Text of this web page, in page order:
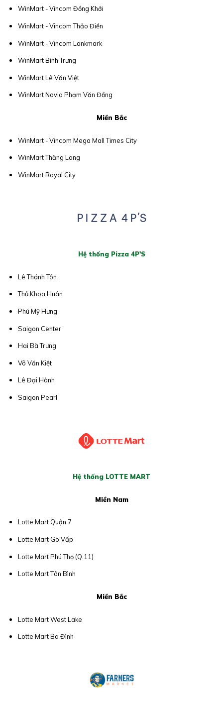
WinMart - Vincom Đồng Khởi
WinMart - Vincom Thảo Điền
WinMart - Vincom Lankmark
WinMart Bình Trưng
WinMart Lê Văn Việt
WinMart Novia Phạm Văn Đồng
Miền Bắc
WinMart - Vincom Mega Mall Times City
WinMart Thăng Long
WinMart Royal City
Hệ thống Pizza 4P'S
Lê Thánh Tôn
Thủ Khoa Huân
Phú Mỹ Hưng
Saigon Center
Hai Bà Trưng
Võ Văn Kiệt
Lê Đại Hành
Saigon Pearl
Hệ thống LOTTE MART
Miền Nam
Lotte Mart Quận 7
Lotte Mart Gò Vấp
Lotte Mart Phú Thọ (Q.11)
Lotte Mart Tân Bình
Miền Bắc
Lotte Mart West Lake
Lotte Mart Ba Đình